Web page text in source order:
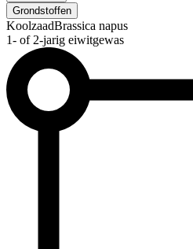
Grondstoffen
KoolzaadBrassica napus
1- of 2-jarig eiwitgewas